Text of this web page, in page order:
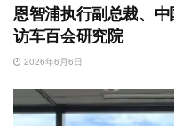
恩智浦执行副总裁、
访车百会研究院
2026年6月6日